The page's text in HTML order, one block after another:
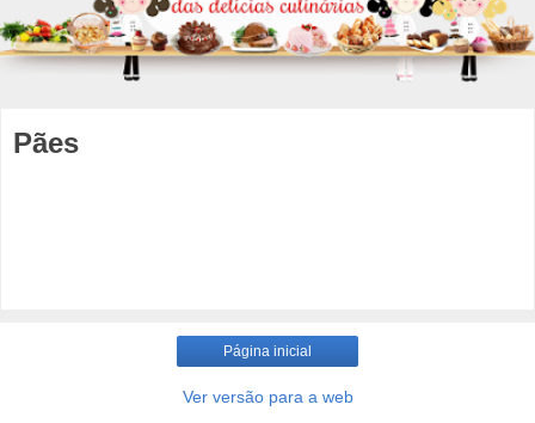
Pães
Página inicial
Ver versão para a web